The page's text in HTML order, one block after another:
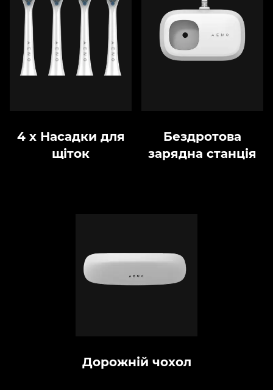
4 x Насадки для
щіток
Бездротова
зарядна станція
Дорожній чохол